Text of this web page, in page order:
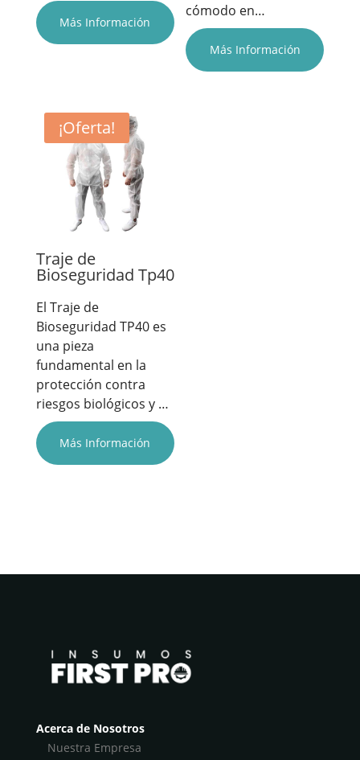
Más Información
cómodo en…
Más Información
¡Oferta!
Traje de
Bioseguridad Tp40
El Traje de
Bioseguridad TP40 es
una pieza
fundamental en la
protección contra
riesgos biológicos y …
Más Información
Acerca de Nosotros
Nuestra Empresa